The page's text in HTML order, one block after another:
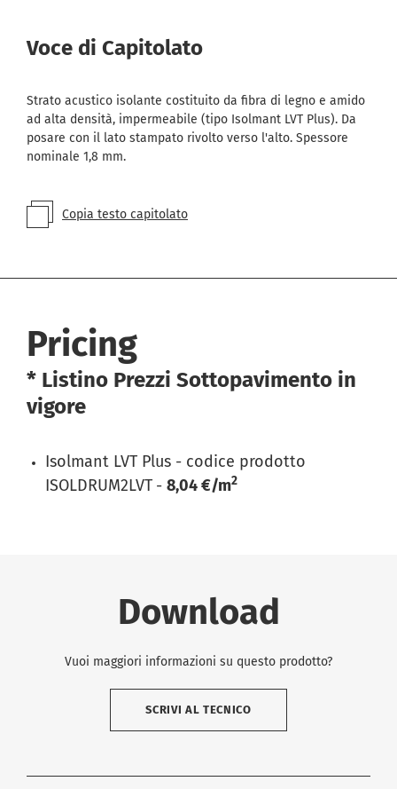
Voce di Capitolato
Strato acustico isolante costituito da fibra di legno e amido
ad alta densità, impermeabile (tipo Isolmant LVT Plus). Da
posare con il lato stampato rivolto verso l'alto. Spessore
nominale 1,8 mm.
Copia testo capitolato
Pricing
* Listino Prezzi Sottopavimento in
vigore
Isolmant LVT Plus - codice prodotto
ISOLDRUM2LVT - 8,04 €/m2
Download
Vuoi maggiori informazioni su questo prodotto?
SCRIVI AL TECNICO